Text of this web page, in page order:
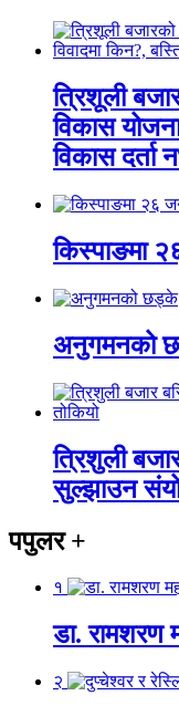
त्रिशूली
विकास
विकास दर्ता
किस्पाङमा
अनुगमनको
त्रिशुली
सुल्झाउन
पपुलर+
१
डा. रामशरण
२